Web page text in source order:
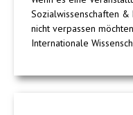
Sozialwissenschaften
nicht verpassen
Internationale